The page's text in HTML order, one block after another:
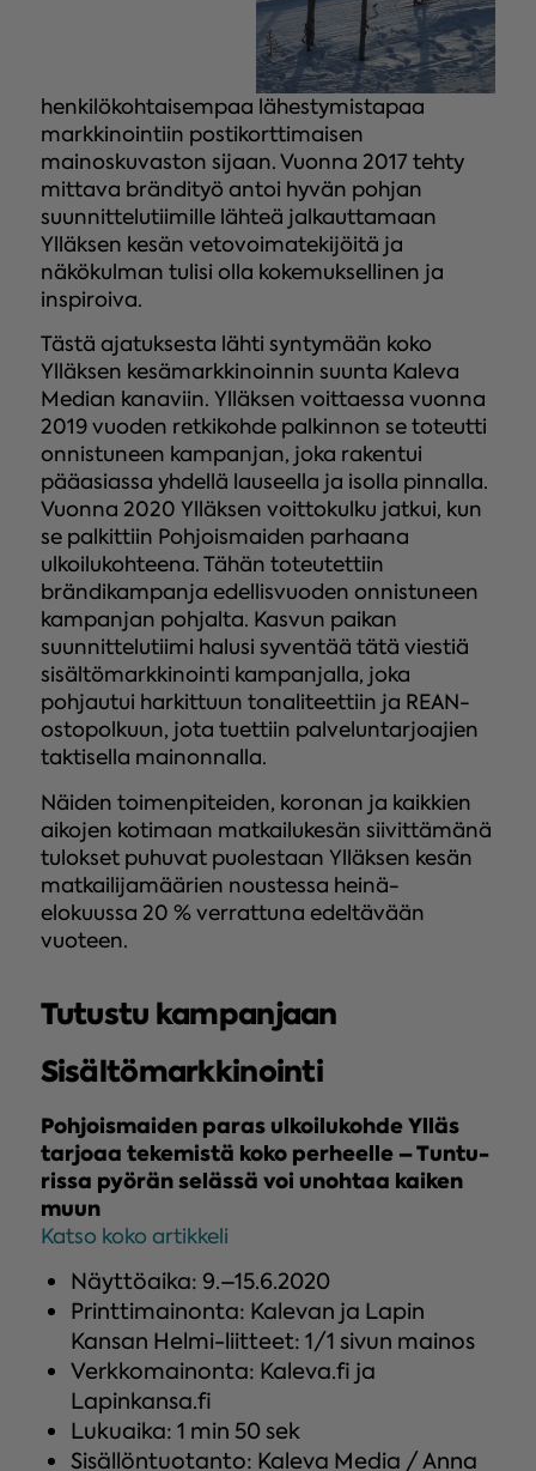
henkilökohtaisempaa lähestymistapaa
markkinointiin postikorttimaisen
mainoskuvaston sijaan. Vuonna 2017 tehty
mittava brändityö antoi hyvän pohjan
suunnittelutiimille lähteä jalkauttamaan
Ylläksen kesän vetovoimatekijöitä ja
näkökulman tulisi olla kokemuksellinen ja
inspiroiva.
Tästä ajatuksesta lähti syntymään koko
Ylläksen kesämarkkinoinnin suunta Kaleva
Median kanaviin. Ylläksen voittaessa vuonna
2019 vuoden retkikohde palkinnon se toteutti
onnistuneen kampanjan, joka rakentui
pääasiassa yhdellä lauseella ja isolla pinnalla.
Vuonna 2020 Ylläksen voittokulku jatkui, kun
se palkittiin Pohjoismaiden parhaana
ulkoilukohteena. Tähän toteutettiin
brändikampanja edellisvuoden onnistuneen
kampanjan pohjalta. Kasvun paikan
suunnittelutiimi halusi syventää tätä viestiä
sisältömarkkinointi kampanjalla, joka
pohjautui harkittuun tonaliteettiin ja REAN-
ostopolkuun, jota tuettiin palveluntarjoajien
taktisella mainonnalla.
Näiden toimenpiteiden, koronan ja kaikkien
aikojen kotimaan matkailukesän siivittämänä
tulokset puhuvat puolestaan Ylläksen kesän
matkailijamäärien noustessa heinä-
elokuussa 20 % verrattuna edeltävään
vuoteen.
Tutustu kampanjaan
Sisältömarkkinointi
Poh­jois­mai­den paras ul­koi­lu­koh­de Ylläs
tarjoaa te­ke­mis­tä koko per­heel­le – Tun­tu­
ris­sa pyörän selässä voi unohtaa kaiken
muun
Katso koko artikkeli
Näyttöaika: 9.–15.6.2020
Printtimainonta: Kalevan ja Lapin
Kansan Helmi-liitteet: 1/1 sivun mainos
Verkkomainonta: Kaleva.fi ja
Lapinkansa.fi
Lukuaika: 1 min 50 sek
Sisällöntuotanto: Kaleva Media / Anna